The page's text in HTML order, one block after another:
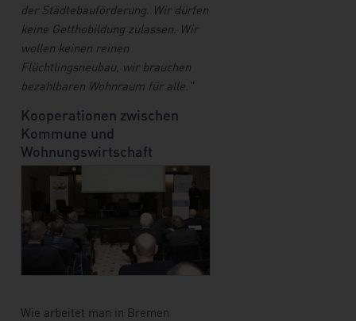
der Städtebauförderung. Wir dürfen
keine Getthobildung zulassen. Wir
wollen keinen reinen
Flüchtlingsneubau, wir brauchen
bezahlbaren Wohnraum für alle."
Kooperationen zwischen
Kommune und
Wohnungswirtschaft
Wie arbeitet man in Bremen